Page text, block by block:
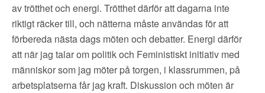
ENGAGERA DIG I F! ▼
ENAD RÖST
PARTILEDARE
av trötthet och energi. Trötthet därför att dagarna inte
riktigt räcker till, och nätterna måste användas för att
förbereda nästa dags möten och debatter. Energi därför
att när jag talar om politik och Feministiskt initiativ med
människor som jag möter på torgen, i klassrummen, på
arbetsplatserna får jag kraft. Diskussion och möten är